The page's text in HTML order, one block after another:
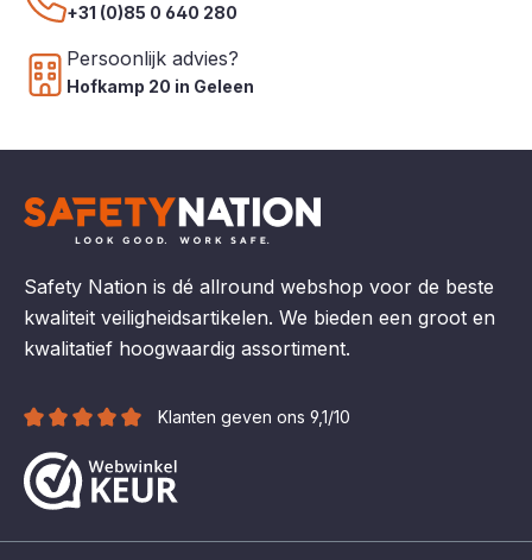
+31 (0)85 0 640 280
Persoonlijk advies?
Hofkamp 20 in Geleen
Safety Nation is dé allround webshop voor de beste
kwaliteit veiligheidsartikelen. We bieden een groot en
kwalitatief hoogwaardig assortiment.
Klanten geven ons 9,1/10